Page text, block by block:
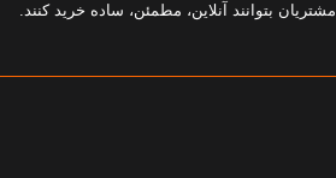
مشتریان بتوانند آنلاین، مطمئن، ساده خرید کنند.